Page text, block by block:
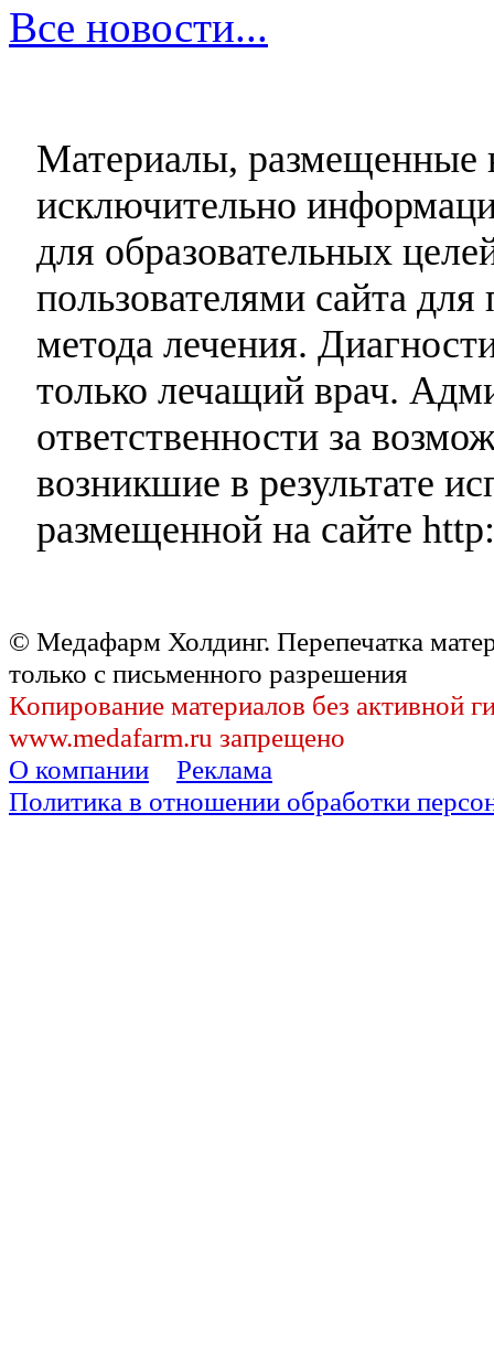
Все новости...
Материалы, размещенные
исключительно
для образовательных
пользователями сайта
метода лечения.
только лечащий врач.
ответственности за
возникшие в результате
размещенной на сайте
© Медафарм Холдинг. Перепечатка
только с письменного разрешения
Копирование материалов без активной
www.medafarm.ru запрещено
О компании
Реклама
Политика в отношении обработки